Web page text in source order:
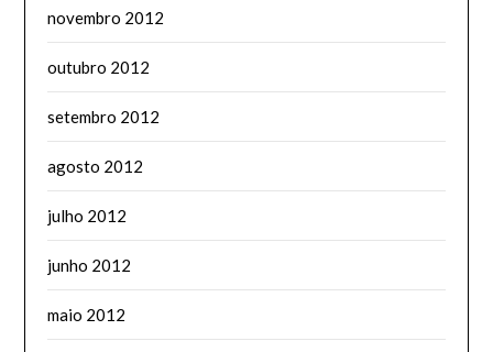
novembro 2012
outubro 2012
setembro 2012
agosto 2012
julho 2012
junho 2012
maio 2012